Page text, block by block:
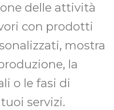
delle attività
con prodotti
mostra
la
o le fasi di
servizi.